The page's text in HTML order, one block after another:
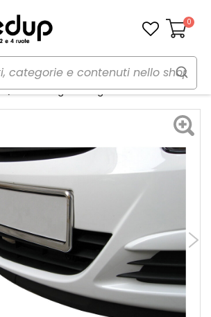
Carrello
0
Accessori esterni auto
Portatarga Racing - GAT